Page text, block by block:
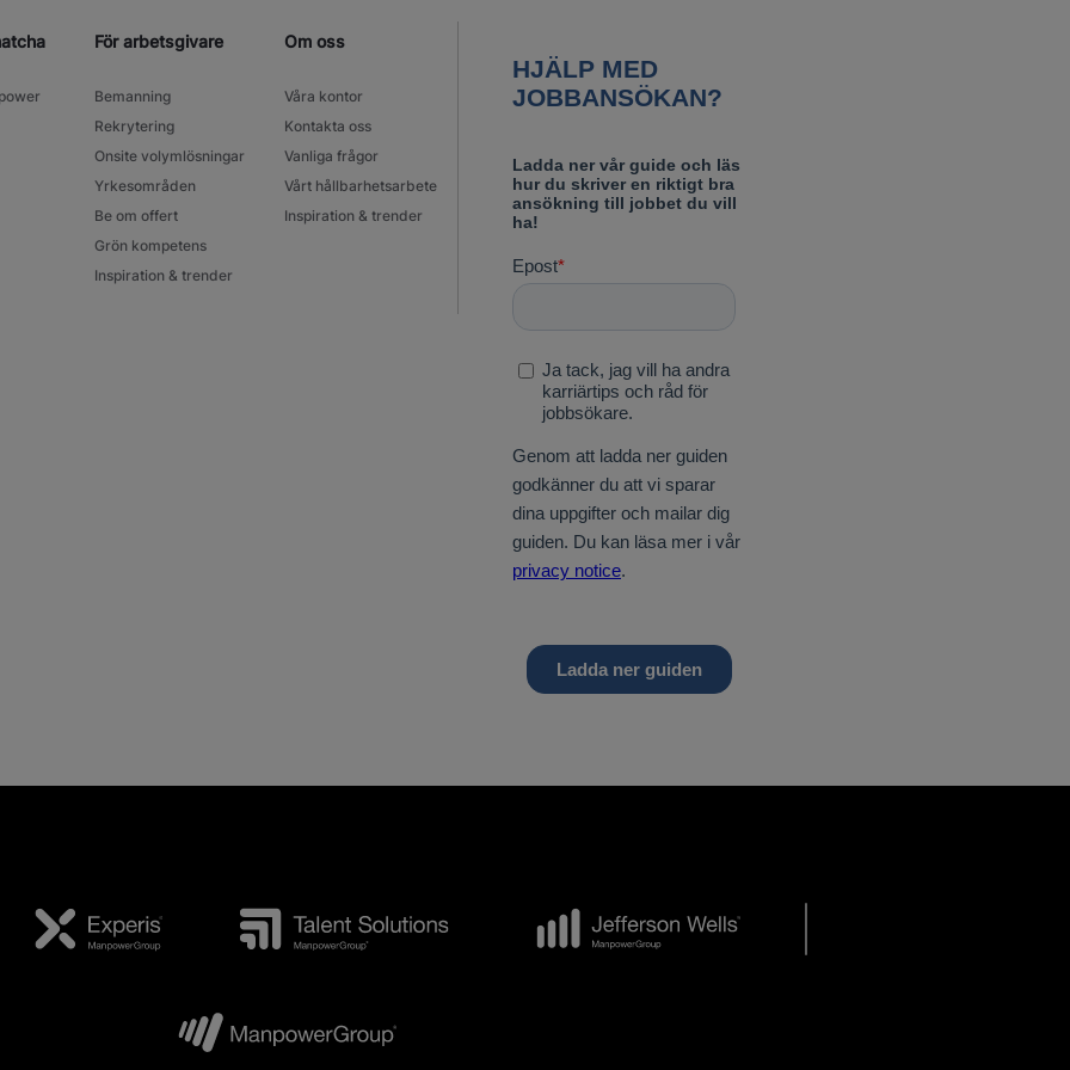
För arbetsgivare
Bemanning
Rekrytering
Onsite volymlösningar
Yrkesområden
Be om offert
Grön kompetens
Inspiration & trender
Om oss
Våra kontor
Kontakta oss
Vanliga frågor
Vårt hållbarhetsarbete
Inspiration & trender